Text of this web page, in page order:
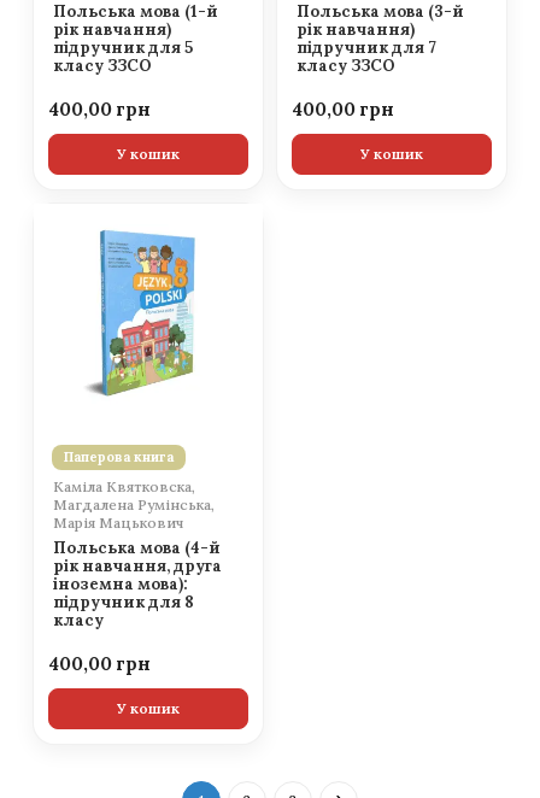
Польська мова (1-й
рік навчання)
підручник для 5
класу ЗЗСО
400,00
У кошик
Польська мова (3-й
рік навчання)
підручник для 7
класу ЗЗСО
400,00
У кошик
Паперова книга
Каміла Квятковска,
Магдалена Румінська,
Марія Мацькович
Польська мова (4-й
рік навчання, друга
іноземна мова):
підручник для 8
класу
400,00
У кошик